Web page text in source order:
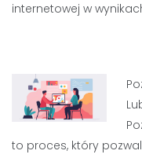
internetowej w
to proces, który